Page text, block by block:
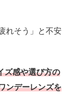
れそう」と不安
ズ感や選び方の
ンデーレンズを